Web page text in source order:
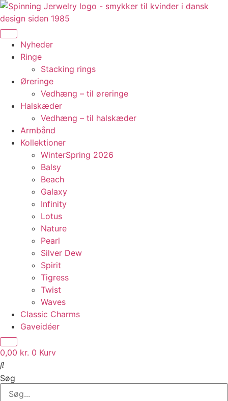
Videre
til
indhold
Nyheder
Ringe
Stacking rings
Øreringe
Vedhæng – til øreringe
Halskæder
Vedhæng – til halskæder
Armbånd
Kollektioner
WinterSpring 2026
Balsy
Beach
Galaxy
Infinity
Lotus
Nature
Pearl
Silver Dew
Spirit
Tigress
Twist
Waves
Classic Charms
Gaveidéer
0,00 kr. 0 Kurv
Søg